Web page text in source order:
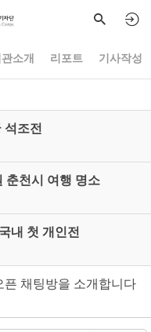
소개 리포트 기사작성
석조전
천시 여행 명소
내 첫 개인전
채팅방을 소개합니다
5